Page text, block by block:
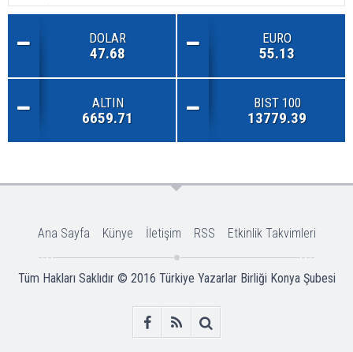
DOLAR
47.68
EURO
55.13
ALTIN
6659.71
BIST 100
13779.39
Ana Sayfa Künye İletişim RSS Etkinlik Takvimleri
Tüm Hakları Saklıdır © 2016 Türkiye Yazarlar Birliği Konya Şubesi